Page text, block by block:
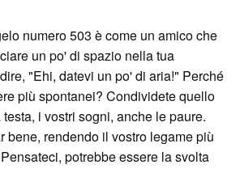
numero 503 è come un amico che
un po' di spazio nella tua
"Ehi, datevi un po' di aria!" Perché
più spontanei? Condividete quello
i vostri sogni, anche le paure.
bene, rendendo il vostro legame più
potrebbe essere la svolta